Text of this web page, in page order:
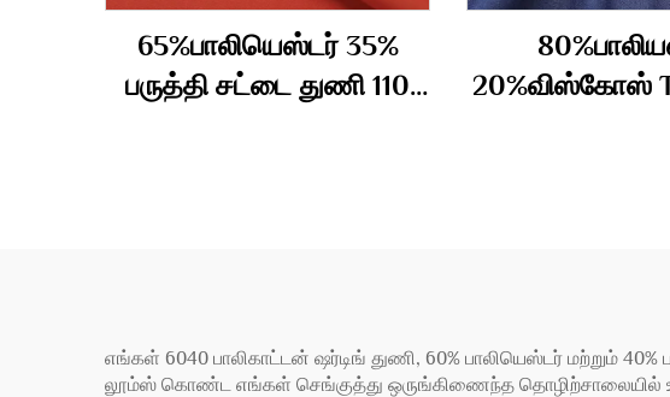
65%பாலியெஸ்டர் 35%
பருத்தி சட்டை துணி 110
20%விஸ்கோஸ்
எங்கள் 6040 பாலிகாட்டன் ஷர்டிங் துணி, 60% பாலியெஸ்டர் மற்றும்
லூம்ஸ் கொண்ட எங்கள் செங்குத்து ஒருங்கிணைந்த தொழிற்சாலையில்